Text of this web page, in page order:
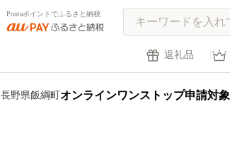
Pontaポイントでふるさと納税
返礼品
長野県飯綱町 オンラインワンストップ申請対象